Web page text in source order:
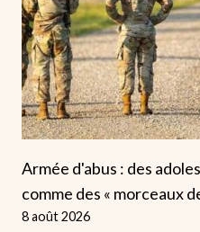
Armée d'abus : des
comme des « morceaux
8 août 2026